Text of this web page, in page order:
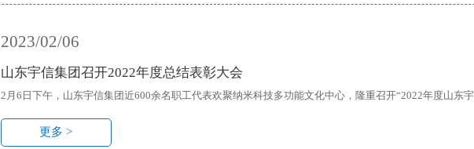
2023/02/06
山东宇信集团召开2022年度总结表彰大会
2月6日下午，山东宇信集团近600余名职工代表欢聚纳米科技多功能文化中心，隆重召开“2022年度山东宇
更多 >